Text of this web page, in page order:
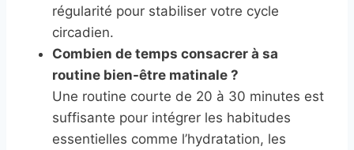
régularité pour stabiliser votre cycle
circadien.
Combien de temps consacrer à sa
routine bien-être matinale ?
Une routine courte de 20 à 30 minutes est
suffisante pour intégrer les habitudes
essentielles comme l’hydratation, les